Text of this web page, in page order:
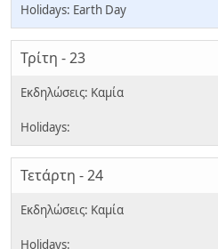
Earth Day
Τρίτη - 23
Τετάρτη - 24